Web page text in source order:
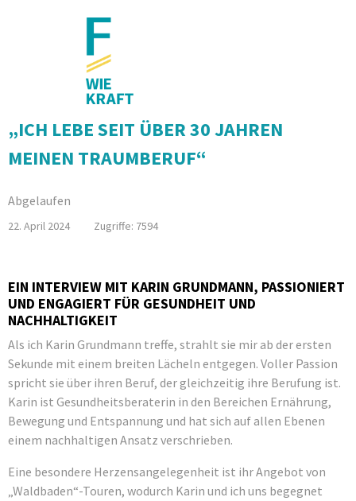
„ICH LEBE SEIT ÜBER 30 JAHREN
MEINEN TRAUMBERUF“
Abgelaufen
22. April 2024 Zugriffe: 7594
EIN INTERVIEW MIT KARIN GRUNDMANN, PASSIONIERT
UND ENGAGIERT FÜR GESUNDHEIT UND
NACHHALTIGKEIT
Als ich Karin Grundmann treffe, strahlt sie mir ab der ersten
Sekunde mit einem breiten Lächeln entgegen. Voller Passion
spricht sie über ihren Beruf, der gleichzeitig ihre Berufung ist.
Karin ist Gesundheitsberaterin in den Bereichen Ernährung,
Bewegung und Entspannung und hat sich auf allen Ebenen
einem nachhaltigen Ansatz verschrieben.
Eine besondere Herzensangelegenheit ist ihr Angebot von
„Waldbaden“-Touren, wodurch Karin und ich uns begegnet